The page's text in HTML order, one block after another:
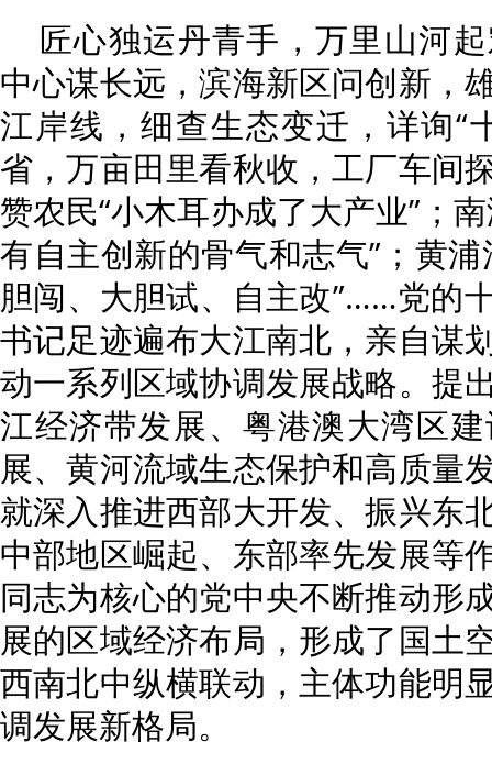
匠心独运丹青手，万里山河
中心谋长远，滨海新区问创新，
江岸线，细查生态变迁，详询“
省，万亩田里看秋收，工厂车间
赞农民“小木耳办成了大产业”；
有自主创新的骨气和志气”；黄
胆闯、大胆试、自主改”……党的
书记足迹遍布大江南北，亲自谋
动一系列区域协调发展战略。提
江经济带发展、粤港澳大湾区
展、黄河流域生态保护和高质量
就深入推进西部大开发、振兴东
中部地区崛起、东部率先发展等
同志为核心的党中央不断推动形
展的区域经济布局，形成了国土
西南北中纵横联动，主体功能明
调发展新格局。